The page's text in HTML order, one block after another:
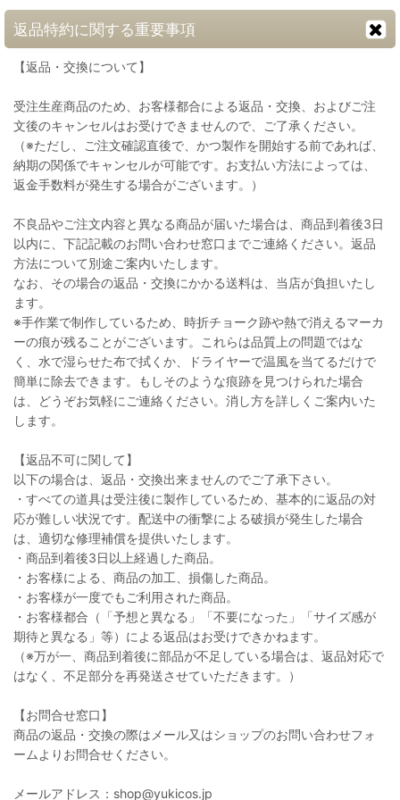
返品特約に関する重要事項
【返品・交換について】
受注生産商品のため、お客様都合による返品・交換、およびご注
文後のキャンセルはお受けできませんので、ご了承ください。
（※ただし、ご注文確認直後で、かつ製作を開始する前であれば、
納期の関係でキャンセルが可能です。お支払い方法によっては、
返金手数料が発生する場合がございます。）
不良品やご注文内容と異なる商品が届いた場合は、商品到着後3日
以内に、下記記載のお問い合わせ窓口までご連絡ください。返品
方法について別途ご案内いたします。
なお、その場合の返品・交換にかかる送料は、当店が負担いたし
ます。
※手作業で制作しているため、時折チョーク跡や熱で消えるマーカ
ーの痕が残ることがございます。これらは品質上の問題ではな
く、水で湿らせた布で拭くか、ドライヤーで温風を当てるだけで
簡単に除去できます。もしそのような痕跡を見つけられた場合
は、どうぞお気軽にご連絡ください。消し方を詳しくご案内いた
します。
【返品不可に関して】
以下の場合は、返品・交換出来ませんのでご了承下さい。
・すべての道具は受注後に製作しているため、基本的に返品の対
応が難しい状況です。配送中の衝撃による破損が発生した場合
は、適切な修理補償を提供いたします。
・商品到着後3日以上経過した商品。
・お客様による、商品の加工、損傷した商品。
・お客様が一度でもご利用された商品。
・お客様都合（「予想と異なる」「不要になった」「サイズ感が
期待と異なる」等）による返品はお受けできかねます。
（※万が一、商品到着後に部品が不足している場合は、返品対応で
はなく、不足部分を再発送させていただきます。）
【お問合せ窓口】
商品の返品・交換の際はメール又はショップのお問い合わせフォ
ームよりお問合せください。
メールアドレス：shop@yukicos.jp